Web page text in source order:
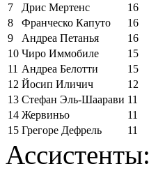
7
Дрис Мертенс
16
8
Франческо Капуто
16
9
Андреа Петанья
16
10 Чиро Иммобиле
15
11 Андреа Белотти
15
12 Йосип Иличич
12
13 Стефан Эль-Шаарави 11
14 Жервиньо
11
15 Грегоре Дефрель 11
Ассистенты: